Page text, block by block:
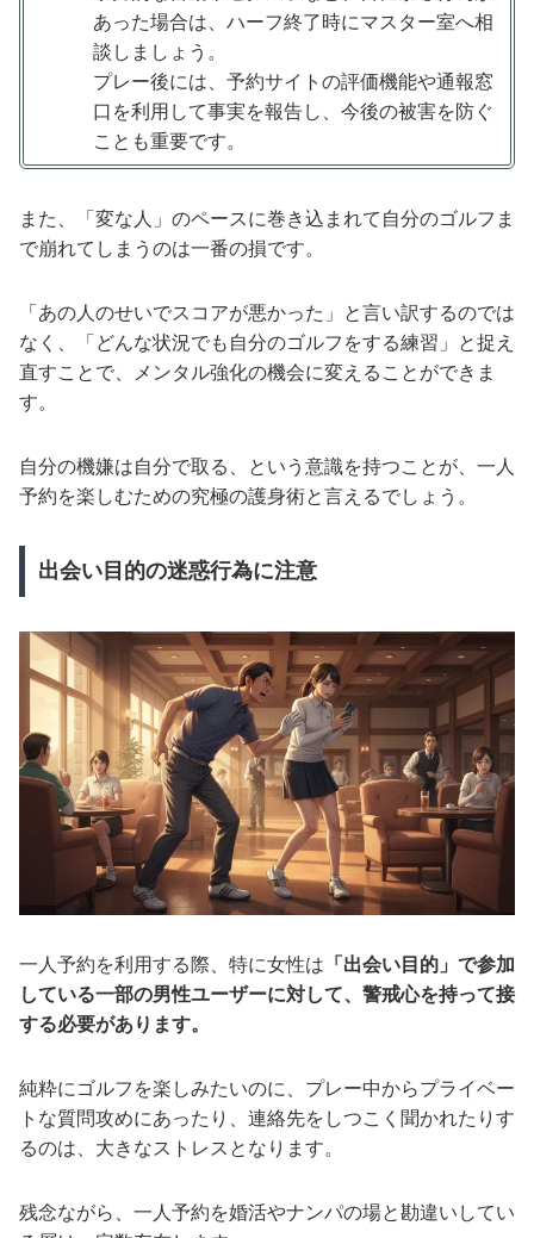
あった場合は、ハーフ終了時にマスター室へ相
談しましょう。
プレー後には、予約サイトの評価機能や通報窓
口を利用して事実を報告し、今後の被害を防ぐ
ことも重要です。
また、「変な人」のペースに巻き込まれて自分のゴルフま
で崩れてしまうのは一番の損です。
「あの人のせいでスコアが悪かった」と言い訳するのでは
なく、「どんな状況でも自分のゴルフをする練習」と捉え
直すことで、メンタル強化の機会に変えることができま
す。
自分の機嫌は自分で取る、という意識を持つことが、一人
予約を楽しむための究極の護身術と言えるでしょう。
出会い目的の迷惑行為に注意
一人予約を利用する際、特に女性は 「出会い目的」で参加
している一部の男性ユーザーに対して、警戒心を持って接
する必要があります。
純粋にゴルフを楽しみたいのに、プレー中からプライベー
トな質問攻めにあったり、連絡先をしつこく聞かれたりす
るのは、大きなストレスとなります。
残念ながら、一人予約を婚活やナンパの場と勘違いしてい